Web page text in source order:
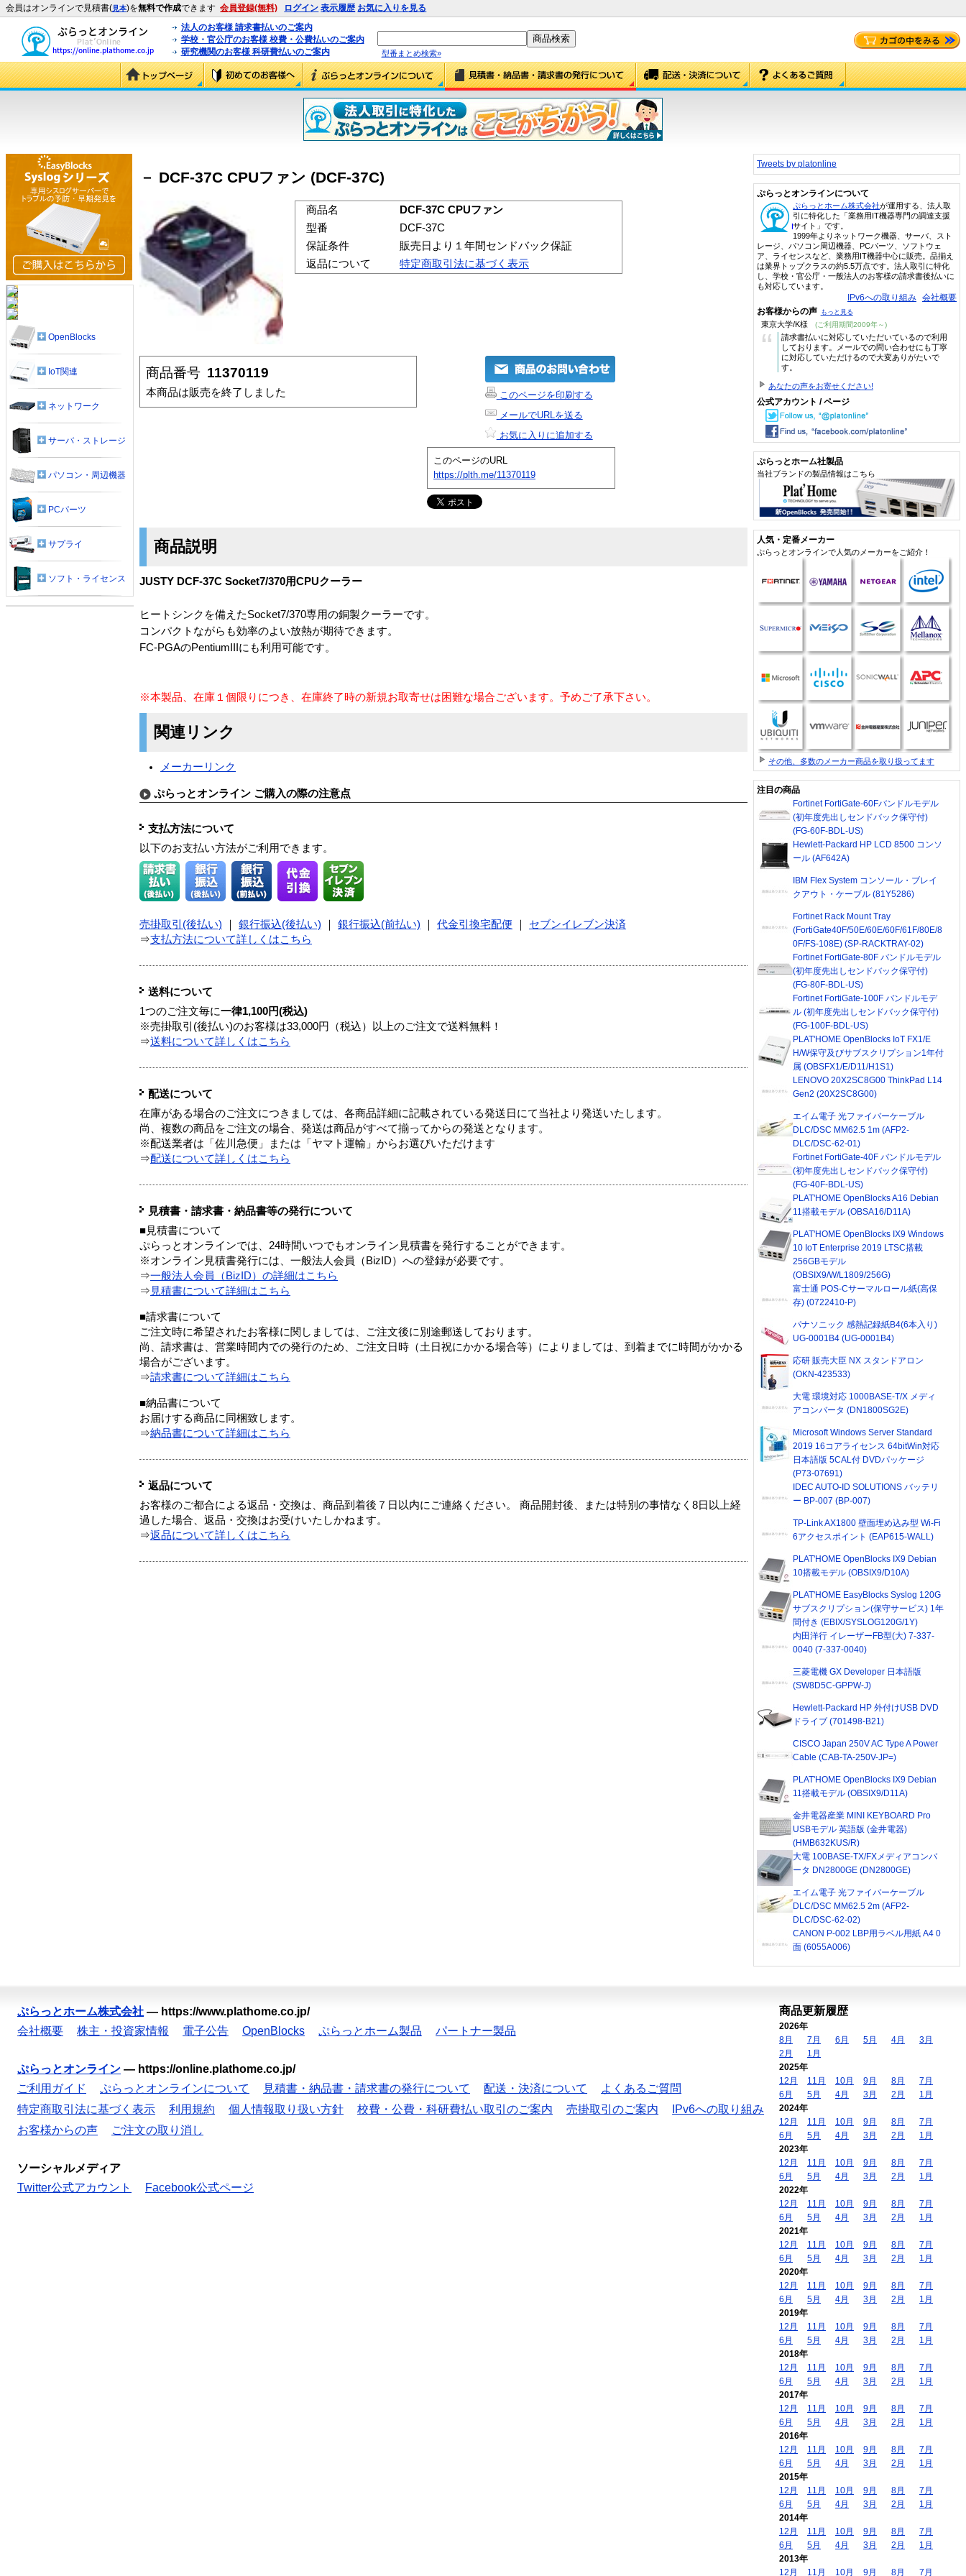
会員はオンラインで見積書(見本)を無料で作成できます 会員登録(無料) ログイン 表示履歴 お気に入りを見る
法人のお客様 請求書払いのご案内
学校・官公庁のお客様 校費・公費払いのご案内
研究機関のお客様 科研費払いのご案内
型番まとめ検索»
－ DCF-37C CPUファン (DCF-37C)
商品名
DCF-37C CPUファン
型番
DCF-37C
保証条件
販売日より１年間センドバック保証
返品について
特定商取引法に基づく表示
商品番号 11370119
本商品は販売を終了しました
このページを印刷する
メールでURLを送る
お気に入りに追加する
このページのURL
https://plth.me/11370119
商品説明
JUSTY DCF-37C Socket7/370用CPUクーラー
ヒートシンクを備えたSocket7/370専用の銅製クーラーです。
コンパクトながらも効率のよい放熱が期待できます。
FC-PGAのPentiumIIIにも利用可能です。
※本製品、在庫１個限りにつき、在庫終了時の新規お取寄せは困難な場合ございます。予めご了承下さい。
関連リンク
メーカーリンク
ぷらっとオンライン ご購入の際の注意点
支払方法について
以下のお支払い方法がご利用できます。
売掛取引(後払い) 銀行振込(後払い) 銀行振込(前払い) 代金引換宅配便
セブンイレブン決済
⇒支払方法について詳しくはこちら
送料について
1つのご注文毎に一律1,100円(税込)
※売掛取引(後払い)のお客様は33,000円（税込）以上のご注文で送料無料！
⇒送料について詳しくはこちら
配送について
在庫がある場合のご注文につきましては、各商品詳細に記載されている発送日にて当社より発送いたします。
尚、複数の商品をご注文の場合、発送は商品がすべて揃ってからの発送となります。
※配送業者は「佐川急便」または「ヤマト運輸」からお選びいただけます
⇒配送について詳しくはこちら
見積書・請求書・納品書等の発行について
■見積書について
ぷらっとオンラインでは、24時間いつでもオンライン見積書を発行することができます。
※オンライン見積書発行には、一般法人会員（BizID）への登録が必要です。
⇒一般法人会員（BizID）の詳細はこちら
⇒ 見積書について詳細はこちら
■請求書について
ご注文時に希望されたお客様に関しましては、ご注文後に別途郵送しております。
尚、請求書は、営業時間内での発行のため、ご注文日時（土日祝にかかる場合等）によりましては、到着までに時間がかかる
場合がございます。
⇒請求書について詳細はこちら
■納品書について
お届けする商品に同梱致します。
⇒納品書について詳細はこちら
返品について
お客様のご都合による返品・交換は、商品到着後７日以内にご連絡ください。 商品開封後、または特別の事情なく8日以上経
過した場合、返品・交換はお受けいたしかねます。
⇒返品について詳しくはこちら
OpenBlocks
IoT関連
ネットワーク
サーバ・ストレージ
パソコン・周辺機器
PCパーツ
サプライ
ソフト・ライセンス
Tweets by platonline
ぷらっとオンラインについて
ぷらっとホーム株式会社が運用する、法人取
引に特化した「業務用IT機器専門の調達支援
サイト」です。
1999年よりネットワーク機器、サーバ、スト
レージ、パソコン周辺機器、PCパーツ、ソフトウェ
ア、ライセンスなど、業務用IT機器中心に販売。品揃え
は業界トップクラスの約5.5万点です。法人取引に特化
し、学校・官公庁・一般法人のお客様の請求書後払いに
も対応しています。
IPv6への取り組み 会社概要
お客様からの声 もっと見る
東京大学/K様 (ご利用期間2009年～)
“
請求書払いに対応していただいているので利用
しております。メールでの問い合わせにも丁寧
に対応していただけるので大変ありがたいで
す。
あなたの声をお寄せください!
公式アカウント / ページ
ぷらっとホーム社製品
当社ブランドの製品情報はこちら
人気・定番メーカー
ぷらっとオンラインで人気のメーカーをご紹介！
その他、多数のメーカー商品を取り扱ってます
注目の商品
Fortinet FortiGate-60Fバンドルモデル
(初年度先出しセンドバック保守付)
(FG-60F-BDL-US)
Hewlett-Packard HP LCD 8500 コンソ
ール (AF642A)
IBM Flex System コンソール・ブレイ
クアウト・ケーブル (81Y5286)
Fortinet Rack Mount Tray
(FortiGate40F/50E/60E/60F/61F/80E/8
0F/FS-108E) (SP-RACKTRAY-02)
Fortinet FortiGate-80F バンドルモデル
(初年度先出しセンドバック保守付)
(FG-80F-BDL-US)
Fortinet FortiGate-100F バンドルモデ
ル (初年度先出しセンドバック保守付)
(FG-100F-BDL-US)
PLAT'HOME OpenBlocks IoT FX1/E
H/W保守及びサブスクリプション1年付
属 (OBSFX1/E/D11/H1S1)
LENOVO 20X2SC8G00 ThinkPad L14
Gen2 (20X2SC8G00)
エイム電子 光ファイバーケーブル
DLC/DSC MM62.5 1m (AFP2-
DLC/DSC-62-01)
Fortinet FortiGate-40F バンドルモデル
(初年度先出しセンドバック保守付)
(FG-40F-BDL-US)
PLAT'HOME OpenBlocks A16 Debian
11搭載モデル (OBSA16/D11A)
PLAT'HOME OpenBlocks IX9 Windows
10 IoT Enterprise 2019 LTSC搭載
256GBモデル
(OBSIX9/W/L1809/256G)
富士通 POS-Cサーマルロール紙(高保
存) (0722410-P)
パナソニック 感熱記録紙B4(6本入り)
UG-0001B4 (UG-0001B4)
応研 販売大臣 NX スタンドアロン
(OKN-423533)
大電 環境対応 1000BASE-T/X メディ
アコンバータ (DN1800SG2E)
Microsoft Windows Server Standard
2019 16コアライセンス 64bitWin対応
日本語版 5CAL付 DVDパッケージ
(P73-07691)
IDEC AUTO-ID SOLUTIONS バッテリ
ー BP-007 (BP-007)
TP-Link AX1800 壁面埋め込み型 Wi-Fi
6アクセスポイント (EAP615-WALL)
PLAT'HOME OpenBlocks IX9 Debian
10搭載モデル (OBSIX9/D10A)
PLAT'HOME EasyBlocks Syslog 120G
サブスクリプション(保守サービス) 1年
間付き (EBIX/SYSLOG120G/1Y)
内田洋行 イレーザーFB型(大) 7-337-
0040 (7-337-0040)
三菱電機 GX Developer 日本語版
(SW8D5C-GPPW-J)
Hewlett-Packard HP 外付けUSB DVD
ドライブ (701498-B21)
CISCO Japan 250V AC Type A Power
Cable (CAB-TA-250V-JP=)
PLAT'HOME OpenBlocks IX9 Debian
11搭載モデル (OBSIX9/D11A)
金井電器産業 MINI KEYBOARD Pro
USBモデル 英語版 (金井電器)
(HMB632KUS/R)
大電 100BASE-TX/FXメディアコンバ
ータ DN2800GE (DN2800GE)
エイム電子 光ファイバーケーブル
DLC/DSC MM62.5 2m (AFP2-
DLC/DSC-62-02)
CANON P-002 LBP用ラベル用紙 A4 0
面 (6055A006)
ぷらっとホーム株式会社 — https://www.plathome.co.jp/
会社概要
株主・投資家情報 電子公告 OpenBlocks ぷらっとホーム製品 パートナー製品
ぷらっとオンライン — https://online.plathome.co.jp/
ご利用ガイド
ぷらっとオンラインについて 見積書・納品書・請求書の発行について 配送・決済について
よくあるご質問
特定商取引法に基づく表示
利用規約 個人情報取り扱い方針 校費・公費・科研費払い取引のご案内 売掛取引のご案内
IPv6への取り組み
お客様からの声
ご注文の取り消し
ソーシャルメディア
Twitter公式アカウント
Facebook公式ページ
商品更新履歴
2026年
8月
7月 6月 5月 4月
3月
2月
1月
2025年
12月
11月 10月 9月 8月
7月
6月
5月 4月 3月 2月
1月
2024年
12月
11月 10月 9月 8月
7月
6月
5月 4月 3月 2月
1月
2023年
12月
11月 10月 9月 8月
7月
6月
5月 4月 3月 2月
1月
2022年
12月
11月 10月 9月 8月
7月
6月
5月 4月 3月 2月
1月
2021年
12月
11月 10月 9月 8月
7月
6月
5月 4月 3月 2月
1月
2020年
12月
11月 10月 9月 8月
7月
6月
5月 4月 3月 2月
1月
2019年
12月
11月 10月 9月 8月
7月
6月
5月 4月 3月 2月
1月
2018年
12月
11月 10月 9月 8月
7月
6月
5月 4月 3月 2月
1月
2017年
12月
11月 10月 9月 8月
7月
6月
5月 4月 3月 2月
1月
2016年
12月
11月 10月 9月 8月
7月
6月
5月 4月 3月 2月
1月
2015年
12月
11月 10月 9月 8月
7月
6月
5月 4月 3月 2月
1月
2014年
12月
11月 10月 9月 8月
7月
6月
5月 4月 3月 2月
1月
2013年
12月
11月 10月 9月 8月 7月